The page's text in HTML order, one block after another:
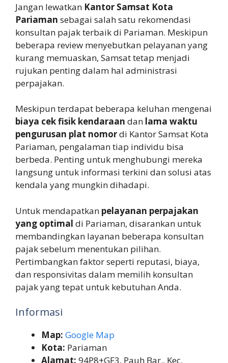
Jangan lewatkan Kantor Samsat Kota
Pariaman sebagai salah satu rekomendasi
konsultan pajak terbaik di Pariaman. Meskipun
beberapa review menyebutkan pelayanan yang
kurang memuaskan, Samsat tetap menjadi
rujukan penting dalam hal administrasi
perpajakan.
Meskipun terdapat beberapa keluhan mengenai
biaya cek fisik kendaraan dan lama waktu
pengurusan plat nomordi Kantor Samsat Kota
Pariaman, pengalaman tiap individu bisa
berbeda. Penting untuk menghubungi mereka
langsung untuk informasi terkini dan solusi atas
kendala yang mungkin dihadapi.
Untuk mendapatkan pelayanan perpajakan
yang optimal di Pariaman, disarankan untuk
membandingkan layanan beberapa konsultan
pajak sebelum menentukan pilihan.
Pertimbangkan faktor seperti reputasi, biaya,
dan responsivitas dalam memilih konsultan
pajak yang tepat untuk kebutuhan Anda.
Informasi
Map: Google Map
Kota: Pariaman
Alamat: 94P8+GF3, Pauh Bar., Kec.